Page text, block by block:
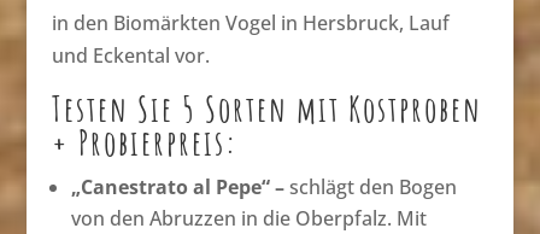
in den Biomärkten Vogel in Hersbruck, Lauf
und Eckental vor.
Testen Sie 5 Sorten mit Kostproben
+ Probierpreis:
„Canestrato al Pepe“ –schlägt den Bogen
von den Abruzzen in die Oberpfalz. Mit